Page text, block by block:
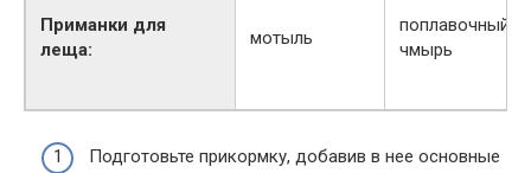
Приманки для
леща:
мотыль
поплавочный
чмырь
Подготовьте прикормку, добавив в нее основные